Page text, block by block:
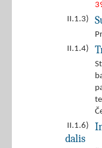
II.1.3)
II.1.4)
II.1.6)
dalis